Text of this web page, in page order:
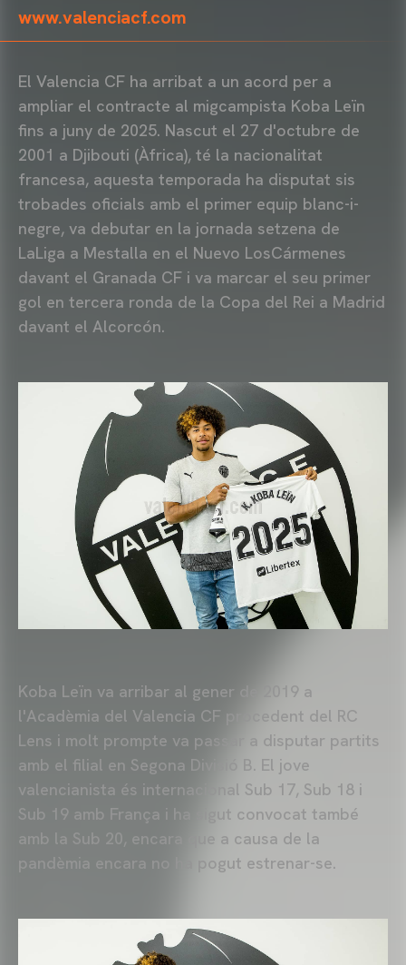
www.valenciacf.com
El Valencia CF ha arribat a un acord per a
ampliar el contracte al migcampista Koba Leïn
fins a juny de 2025. Nascut el 27 d'octubre de
2001 a Djibouti (Àfrica), té la nacionalitat
francesa, aquesta temporada ha disputat sis
trobades oficials amb el primer equip blanc-i-
negre, va debutar en la jornada setzena de
LaLiga a Mestalla en el Nuevo LosCármenes
davant el Granada CF i va marcar el seu primer
gol en tercera ronda de la Copa del Rei a Madrid
davant el Alcorcón.
Koba Leïn va arribar al gener de 2019 a
l'Acadèmia del Valencia CF procedent del RC
Lens i molt prompte va passar a disputar partits
amb el filial en Segona Divisió B. El jove
valencianista és internacional Sub 17, Sub 18 i
Sub 19 amb França i ha sigut convocat també
amb la Sub 20, encara que a causa de la
pandèmia encara no ha pogut estrenar-se.